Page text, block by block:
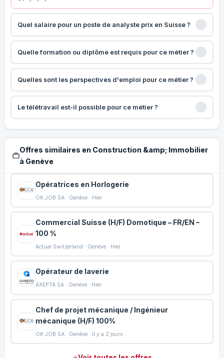
Quel salaire pour un poste de analyste prix en Suisse ?
Quelle formation ou diplôme est requis pour ce métier ?
Quelles sont les perspectives d'emploi pour ce métier ?
Le télétravail est-il possible pour ce métier ?
Offres similaires en Construction &amp; Immobilier
à Genève
Opératrices en Horlogerie
OK JOB SA · Genève · Hier
Commercial Suisse (H/F) Domotique – FR/EN –
100 %
Actual Switzerland · Genève · Hier
Opérateur de laverie
AXEPTA SA · Genève · Hier
Chef de projet mécanique / Ingénieur
mécanique (H/F) 100%
OK JOB SA · Genève · Il y a 2 jours